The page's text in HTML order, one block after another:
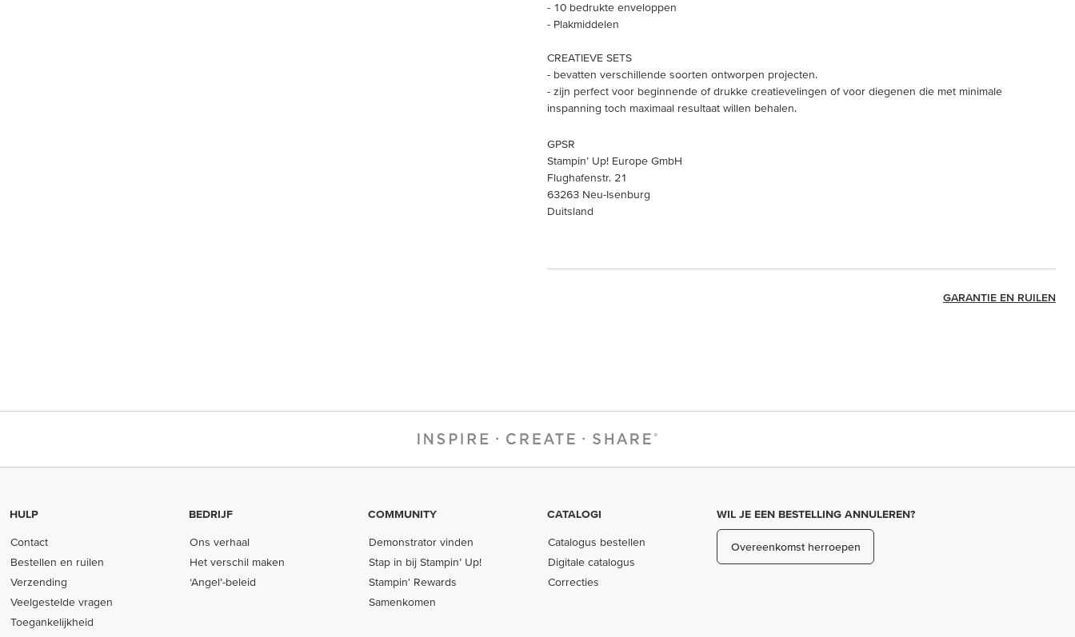
- 10 bedrukte enveloppen
- Plakmiddelen
CREATIEVE SETS
- bevatten verschillende soorten ontworpen projecten.
- zijn perfect voor beginnende of drukke creatievelingen of voor diegenen die met minimale
inspanning toch maximaal resultaat willen behalen.
GPSR
Stampin’ Up! Europe GmbH
Flughafenstr. 21
63263 Neu-Isenburg
Duitsland
GARANTIE EN RUILEN
HULP
Contact
Bestellen en ruilen
Verzending
Veelgestelde vragen
Toegankelijkheid
BEDRIJF
Ons verhaal
Het verschil maken
‘Angel’-beleid
COMMUNITY
Demonstrator vinden
Stap in bij Stampin’ Up!
Stampin' Rewards
Samenkomen
CATALOGI
Catalogus bestellen
Digitale catalogus
Correcties
WIL JE EEN BESTELLING ANNULEREN?
Overeenkomst herroepen